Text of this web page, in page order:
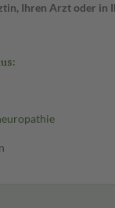
Ihren Arzt oder in